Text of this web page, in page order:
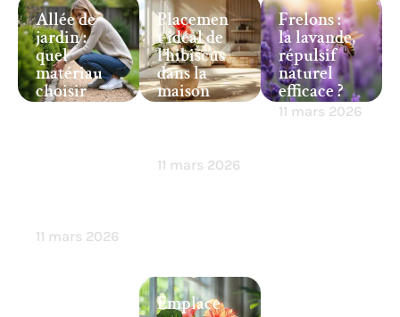
Allée de
jardin :
quel
matériau
choisir
pour un
11 mars 2026
Placemen
t idéal de
l’hibiscus
dans la
maison
pour une
11 mars 2026
Emplace
Frelons :
la lavande,
répulsif
naturel
efficace ?
11 mars 2026